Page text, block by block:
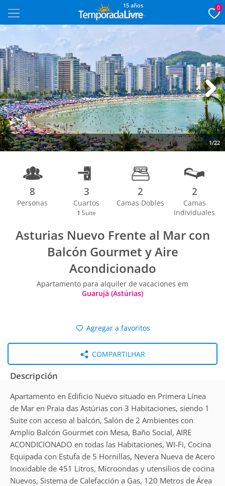
15 años 0
1/22
Next
8
Personas
3
Cuartos
1 Suite
2
Camas Dobles
2
Camas
Individuales
Asturias Nuevo Frente al Mar con
Balcón Gourmet y Aire
Acondicionado
Apartamento para alquiler de vacaciones em
Guarujá (Astúrias)
Agregar a favoritos
COMPARTILHAR
Descripción
Apartamento en Edificio Nuevo situado en Primera Línea
de Mar en Praia das Astúrias con 3 Habitaciones, siendo 1
Suite con acceso al balcón, Salón de 2 Ambientes con
Amplio Balcón Gourmet con Mesa, Baño Social, AIRE
ACONDICIONADO en todas las Habitaciones, WI-Fi, Cocina
Equipada con Estufa de 5 Hornillas, Nevera Nueva de Acero
Inoxidable de 451 Litros, Microondas y utensilios de cocina
Nuevos, Sistema de Calefacción a Gas, 120 Metros de Área